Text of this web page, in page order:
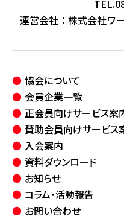
運営会社： 株式会社ワ
協会について
会員企業一覧
正会員向けサービス案
賛助会員向けサービス
入会案内
資料ダウンロード
お知らせ
コラム・活動報告
お問い合わせ